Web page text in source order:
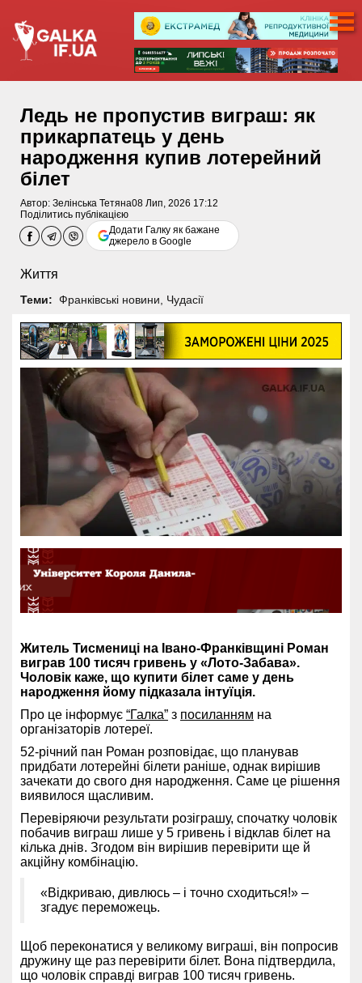
Ледь не пропустив виграш: як
прикарпатець у день
народження купив лотерейний
білет
Автор: Зелінська Тетяна08 Лип, 2026 17:12
Поділитись публікацією
Додати Галку як бажане
джерело в Google
Життя
Теми: Франківські новини Чудасії
Житель Тисмениці на Івано-Франківщині Роман
виграв 100 тисяч гривень у «Лото-Забава».
Чоловік каже, що купити білет саме у день
народження йому підказала інтуїція.
Про це інформує “Галка” з посиланням на
організаторів лотереї.
52-річний пан Роман розповідає, що планував
придбати лотерейні білети раніше, однак вирішив
зачекати до свого дня народження. Саме це рішення
виявилося щасливим.
Перевіряючи результати розіграшу, спочатку чоловік
побачив виграш лише у 5 гривень і відклав білет на
кілька днів. Згодом він вирішив перевірити ще й
акційну комбінацію.
«Відкриваю, дивлюсь – і точно сходиться!» –
згадує переможець.
Щоб переконатися у великому виграші, він попросив
дружину ще раз перевірити білет. Вона підтвердила,
що чоловік справді виграв 100 тисяч гривень.